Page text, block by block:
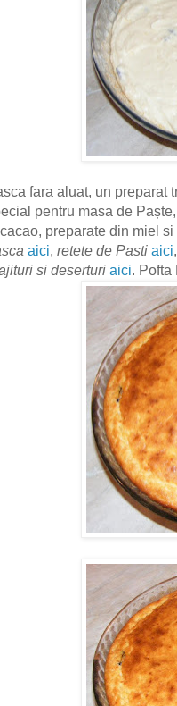
fara aluat, un preparat
pentru masa de
preparate din miel
aici, retete de Pasti aici,
si deserturi aici. Pofta